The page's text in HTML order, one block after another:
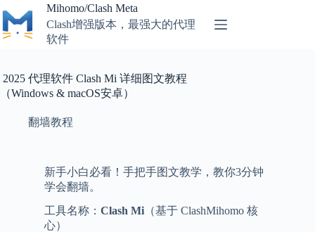
Mihomo/Clash Meta
Clash增强版本，最强大的代理
软件
2025 代理软件 Clash Mi 详细图文教程
（Windows & macOS安卓）
翻墙教程
新手小白必看！手把手图文教学，教你3分钟
学会翻墙。
工具名称： Clash Mi（基于 ClashMihomo 核
心）